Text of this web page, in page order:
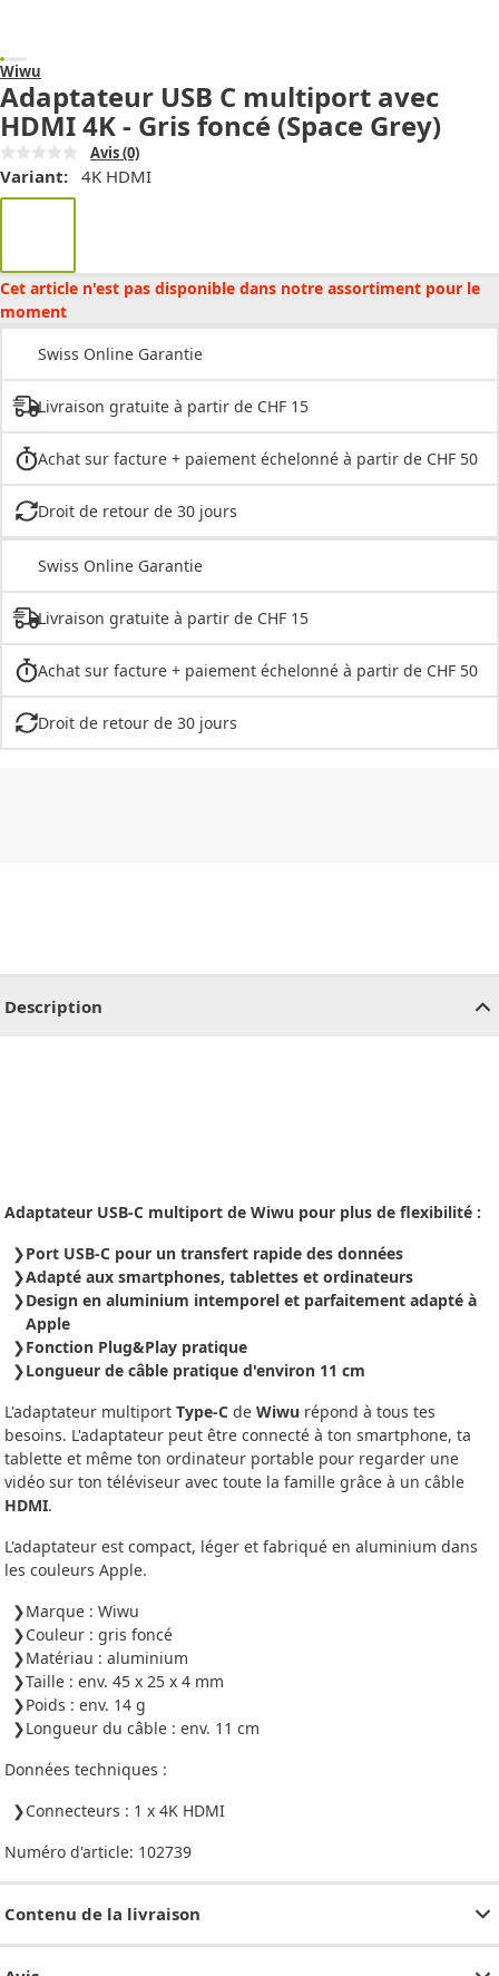
Wiwu
Adaptateur USB C multiport avec
HDMI 4K - Gris foncé (Space Grey)
Avis(0)
Variant: 4K HDMI
Cet article n'est pas disponible dans notre assortiment pour le
moment
Swiss Online Garantie
Livraison gratuite à partir de CHF 15
Achat sur facture + paiement échelonné à partir de CHF 50
Droit de retour de 30 jours
Swiss Online Garantie
Livraison gratuite à partir de CHF 15
Achat sur facture + paiement échelonné à partir de CHF 50
Droit de retour de 30 jours
Description
Adaptateur USB-C multiport de Wiwu pour plus de flexibilité :
Port USB-C pour un transfert rapide des données
Adapté aux smartphones, tablettes et ordinateurs
Design en aluminium intemporel et parfaitement adapté à
Apple
Fonction Plug&Play pratique
Longueur de câble pratique d'environ 11 cm
L'adaptateur multiport Type-C de Wiwu répond à tous tes
besoins. L'adaptateur peut être connecté à ton smartphone, ta
tablette et même ton ordinateur portable pour regarder une
vidéo sur ton téléviseur avec toute la famille grâce à un câble
HDMI.
L'adaptateur est compact, léger et fabriqué en aluminium dans
les couleurs Apple.
Marque : Wiwu
Couleur : gris foncé
Matériau : aluminium
Taille : env. 45 x 25 x 4 mm
Poids : env. 14 g
Longueur du câble : env. 11 cm
Données techniques :
Connecteurs : 1 x 4K HDMI
Numéro d'article: 102739
Contenu de la livraison